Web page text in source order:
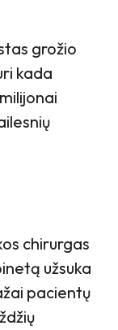
grožio
kada
chirurgas
užsuka
pacientų